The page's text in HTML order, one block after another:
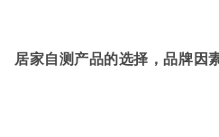
居家自测产品的选择，品牌因